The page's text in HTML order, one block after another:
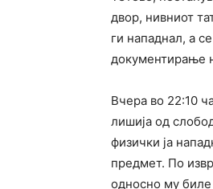
двор, нивниот
ги нападнал, а
документирање
Вчера во 22:10
лишија од
физички ја
предмет. По
односно му